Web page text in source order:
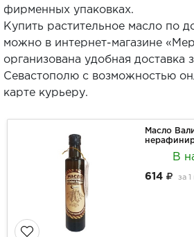
фирменных упаковках.
Купить растительное масло по
можно в интернет-магазине
организована удобная доставка
Севастополю с возможностью
карте курьеру.
Масло
В
614 за